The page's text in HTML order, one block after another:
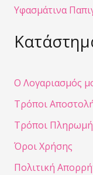
Υφασμάτινα
Ο Λογαριασμός
Τρόποι
Τρόποι
Όροι Χρήσης
Πολιτική